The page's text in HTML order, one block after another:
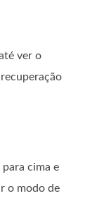
ver o
cima e
o modo de